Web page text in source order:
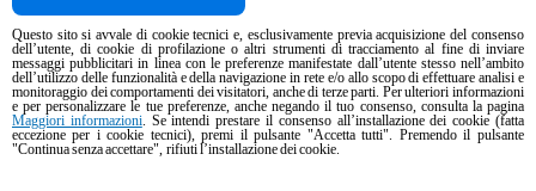
Trova Centri Service
Copyright 2026 UNOX S.p.A. Tutti i diritti riservati. Reg. Imp. Padova n°
04230750285 - R.E.A. Padova 372835 - Cap. Soc. 5.000.000 € i.v - P.IVA /
C.F. 04230750285 - IT WEEE Reg. No. IT08020000000377
Informativa sui contenuti IA Privacy policy Cookie policy
Questo sito si avvale di cookie tecnici e, esclusivamente previa acquisizione del consenso
dell’utente, di cookie di profilazione o altri strumenti di tracciamento al fine di inviare
messaggi pubblicitari in linea con le preferenze manifestate dall’utente stesso nell’ambito
dell’utilizzo delle funzionalità e della navigazione in rete e/o allo scopo di effettuare analisi e
monitoraggio dei comportamenti dei visitatori, anche di terze parti. Per ulteriori informazioni
e per personalizzare le tue preferenze, anche negando il tuo consenso, consulta la pagina
Maggiori informazioni. Se intendi prestare il consenso all’installazione dei cookie (fatta
eccezione per i cookie tecnici), premi il pulsante "Accetta tutti". Premendo il pulsante
"Continua senza accettare", rifiuti l’installazione dei cookie.